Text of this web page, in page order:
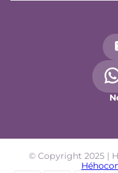
© Copyright 2025 |